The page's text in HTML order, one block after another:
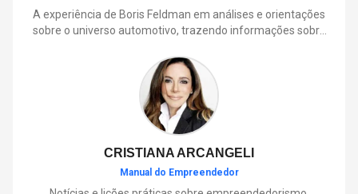
A experiência de Boris Feldman em análises e orientações
sobre o universo automotivo, trazendo informações sobre
que envolve o dia a dia dos motoristas.
CRISTIANA ARCANGELI
Manual do Empreendedor